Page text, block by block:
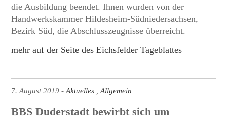
die Ausbildung beendet. Ihnen wurden von der
Handwerkskammer Hildesheim-Südniedersachsen,
Bezirk Süd, die Abschlusszeugnisse überreicht.
mehr auf der Seite des Eichsfelder Tageblattes
7. August 2019 Aktuelles Allgemein
BBS Duderstadt bewirbt sich um